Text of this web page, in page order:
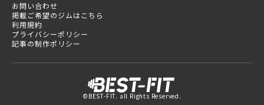
お問い合わせ
掲載ご希望のジムはこちら
利用規約
プライバシーポリシー
記事の制作ポリシー
©BEST-FIT. all Rights Reserved.